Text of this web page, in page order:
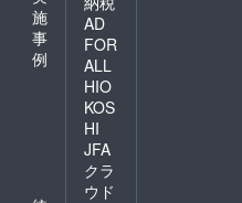
施
事
例
AD
FOR
ALL
HIO
KOS
HI
JFA
クラ
ウド